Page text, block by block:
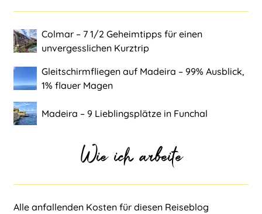
Colmar ‒ 7 1/2 Geheimtipps für einen
unvergesslichen Kurztrip
Gleitschirmfliegen auf Madeira ‒ 99% Ausblick,
1% flauer Magen
Madeira ‒ 9 Lieblingsplätze in Funchal
Wie ich arbeite
Alle anfallenden Kosten für diesen Reiseblog